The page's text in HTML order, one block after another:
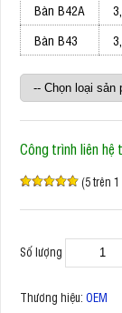
Bàn B42A
Bàn B43
Công trình liên
(5 trên
Số lượng
Thương hiệu: OEM